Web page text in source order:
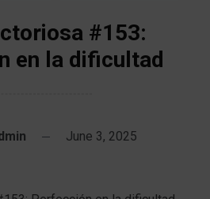
#153:
en la dificultad
June 3, 2025